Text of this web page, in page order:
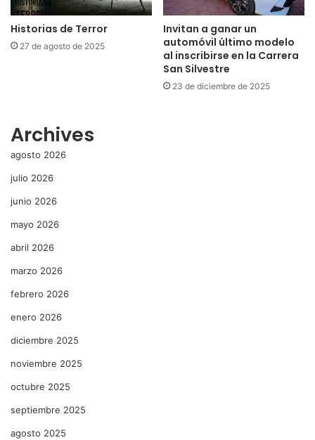
Historias de Terror
27 de agosto de 2025
Invitan a ganar un
automóvil último modelo
al inscribirse en la Carrera
San Silvestre
23 de diciembre de 2025
Archives
agosto 2026
julio 2026
junio 2026
mayo 2026
abril 2026
marzo 2026
febrero 2026
enero 2026
diciembre 2025
noviembre 2025
octubre 2025
septiembre 2025
agosto 2025